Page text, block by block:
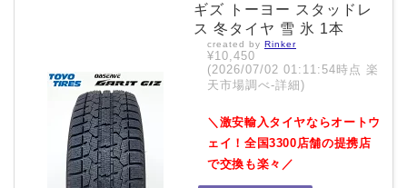
ギズ トーヨー スタッドレ
ス 冬タイヤ 雪 氷 1本
created by Rinker
¥10,450
(2026/07/02 01:11:54時点 楽
天市場調べ-詳細)
＼激安輸入タイヤならオートウ
ェイ！全国3300店舗の提携店
で交換も楽々／